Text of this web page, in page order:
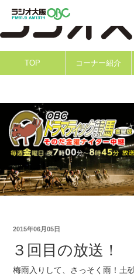
TOP コーナー紹介
2015年06月05日
３回目の放送！
梅雨入りして、さっそく雨！土